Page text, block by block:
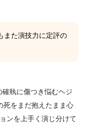
また演技力に定評の
執に傷つき悩むヘジ
死をまだ抱えたまま心
ンを上手く演じ分けて